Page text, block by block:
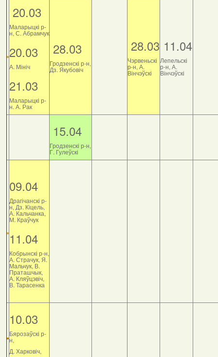
20.03
Маларыцкі р-
н, С. Абрамчук
20.03
А. Мініч
21.03
Маларыцкі р-
н. А. Рак
28.03
Гродзенскі р-н,
Дз. Якубовіч
28.03
Чэрвеньскі
р-н, А.
Вінчэўскі
11.04
Лепельскі
р-н, А.
Вінчэўскі
15.04
Гродзенскі р-н,
Г. Гулеўскі
09.04
Драгічанскі р-
н, Дз. Кіцель,
А. Кальчанка,
М. Краўчук
11.04
Кобрынскі р-н,
А. Страчук, Я.
Мальчук, В.
Праташчык,
А. Кляўцэвіч,
В. Тарасенка
10.03
Бярозаўскі р-
н,
Д. Харковіч,